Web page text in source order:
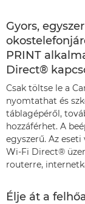
Gyors,
PRINT
Direct®
Csak töltse le a
nyomtathat és
táblagépéről,
hozzáférhet. A
egyszerű. Az
Wi-Fi Direct®
routerre,
Élje át a